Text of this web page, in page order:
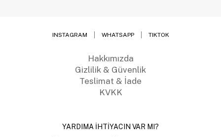
INSTAGRAM WHATSAPP TIKTOK
Hakkımızda
Gizlilik & Güvenlik
Teslimat & İade
KVKK
YARDIMA İHTİYACIN VAR MI?